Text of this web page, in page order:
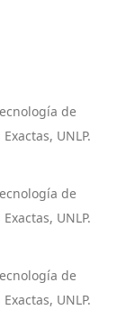
de
UNLP.
de
UNLP.
de
UNLP.